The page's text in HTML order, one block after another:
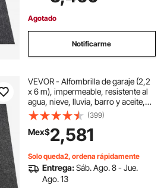
de TPE, fácil de limpiar y recortar.
Agotado
Notificarme
VEVOR - Alfombrilla de garaje (2,2
x 6 m), impermeable, resistente al
agua, nieve, lluvia, barro y aceite,
con respaldo de TPE antifugas, fácil
de limpiar y cortar.
(399)
Mex$2,581
Solo queda2, ordena rápidamente
Entrega:Sáb. Ago. 8 - Jue.
Ago. 13